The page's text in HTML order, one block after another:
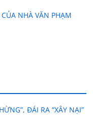
NHÀ VĂN PHẠM
ĐÁI RA “XÂY NẠI”